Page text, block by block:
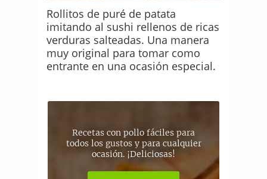
Rollitos de puré de patata
imitando al sushi rellenos de ricas
verduras salteadas. Una manera
muy original para tomar como
entrante en una ocasión especial.
Recetas con pollo fáciles para
todos los gustos y para cualquier
ocasión. ¡Deliciosas!